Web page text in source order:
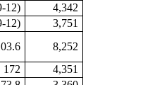
12)
4,342
12)
3,751
8,252
172
4,351